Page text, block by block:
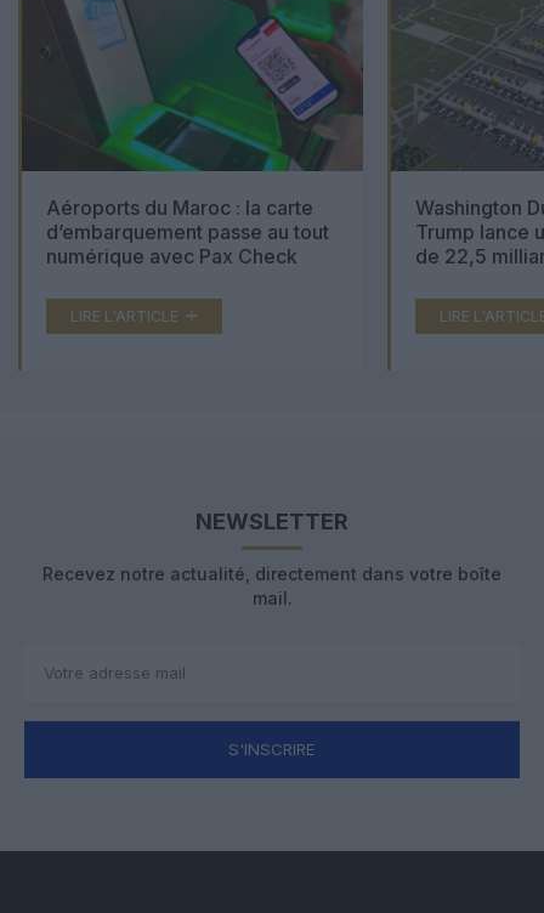
Aéroports du Maroc : la carte
d’embarquement passe au tout
numérique avec Pax Check
LIRE L'ARTICLE
Washington
Trump lance
de 22,5
LIRE
NEWSLETTER
Recevez notre actualité, directement dans votre boîte
mail.
S'INSCRIRE